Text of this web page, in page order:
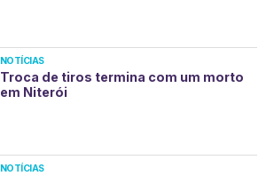
NOTÍCIAS
Troca de tiros termina com um morto
em Niterói
NOTÍCIAS